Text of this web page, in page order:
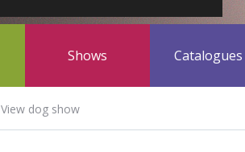
Shows Catalogues
View dog show